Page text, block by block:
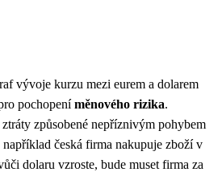
vývoje kurzu mezi eurem a dolarem
pochopeníměnového rizika.
způsobené nepříznivým pohybem
česká firma nakupuje zboží v
dolaru vzroste, bude muset firma za